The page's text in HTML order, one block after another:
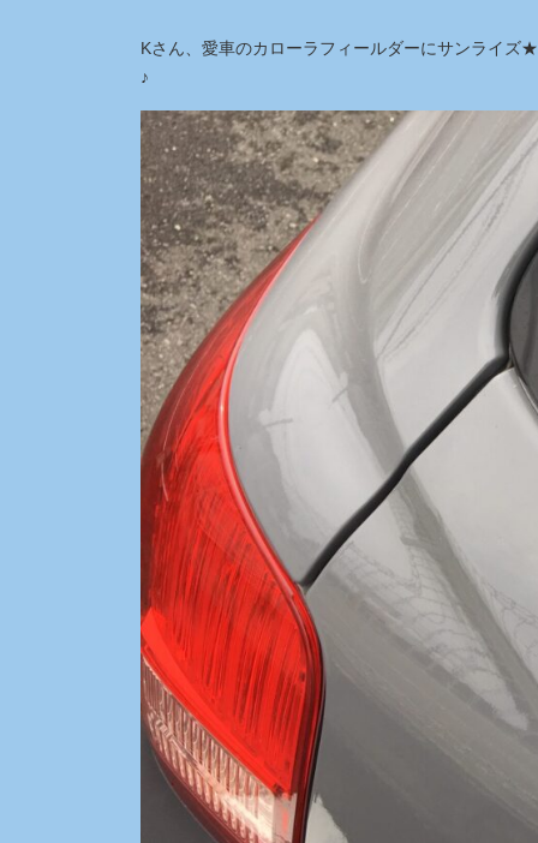
Kさん、愛車のカローラフィールダーにサンライズ
♪